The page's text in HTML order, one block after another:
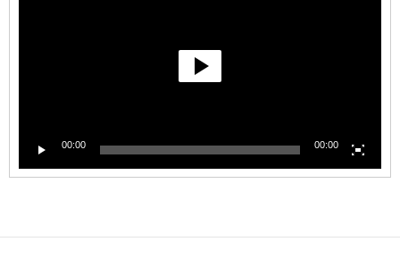
00:00 00:00